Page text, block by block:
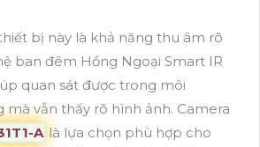
bị này là khả năng thu âm rõ
ban đêm Hồng Ngoại Smart IR
quan sát được trong môi
mà vẫn thấy rõ hình ảnh. Camera
A là lựa chọn phù hợp cho